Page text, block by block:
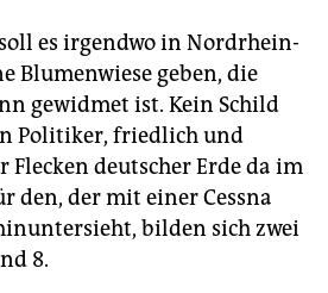
es irgendwo in Nordrhein-
Blumenwiese geben, die
gewidmet ist. Kein Schild
Politiker, friedlich und
deutscher Erde da im
den, der mit einer Cessna
bilden sich zwei
8.